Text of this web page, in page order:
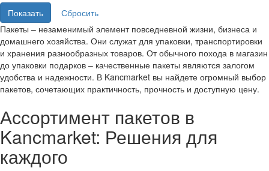
Пакеты – незаменимый элемент повседневной жизни, бизнеса и
домашнего хозяйства. Они служат для упаковки, транспортировки
и хранения разнообразных товаров. От обычного похода в магазин
до упаковки подарков – качественные пакеты являются залогом
удобства и надежности. В Kancmarket вы найдете огромный выбор
пакетов, сочетающих практичность, прочность и доступную цену.
Ассортимент пакетов в
Kancmarket: Решения для
каждого